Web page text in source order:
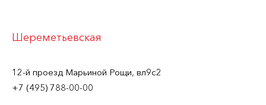
Шереметьевская
12-й проезд Марьиной Рощи, вл9с2
+7 (495) 788-00-00